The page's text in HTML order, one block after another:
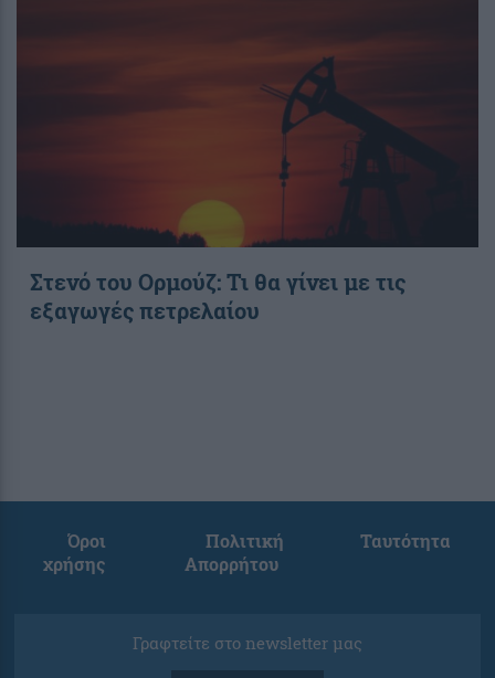
Στενό του Ορμούζ: Τι θα γίνει με τις
εξαγωγές πετρελαίου
Όροι
χρήσης
Πολιτική
Απορρήτου
Ταυτότητα
Γραφτείτε στο newsletter μας